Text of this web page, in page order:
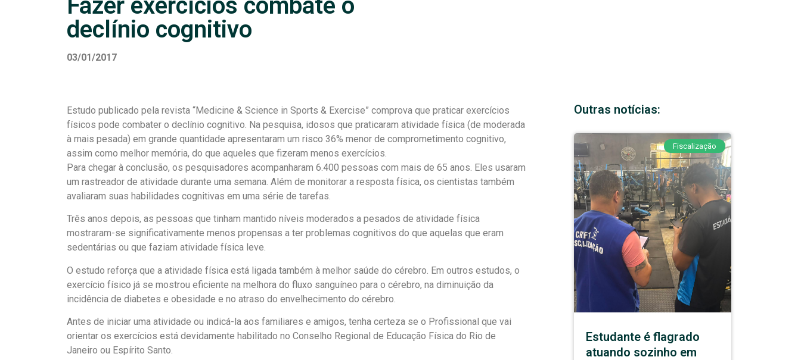
Fazer exercícios combate o
declínio cognitivo
03/01/2017
Estudo publicado pela revista “Medicine & Science in Sports & Exercise” comprova que praticar exercícios
físicos pode combater o declínio cognitivo. Na pesquisa, idosos que praticaram atividade física (de moderada
à mais pesada) em grande quantidade apresentaram um risco 36% menor de comprometimento cognitivo,
assim como melhor memória, do que aqueles que fizeram menos exercícios.
Para chegar à conclusão, os pesquisadores acompanharam 6.400 pessoas com mais de 65 anos. Eles usaram
um rastreador de atividade durante uma semana. Além de monitorar a resposta física, os cientistas também
avaliaram suas habilidades cognitivas em uma série de tarefas.
Três anos depois, as pessoas que tinham mantido níveis moderados a pesados de atividade física
mostraram-se significativamente menos propensas a ter problemas cognitivos do que aquelas que eram
sedentárias ou que faziam atividade física leve.
O estudo reforça que a atividade física está ligada também à melhor saúde do cérebro. Em outros estudos, o
exercício físico já se mostrou eficiente na melhora do fluxo sanguíneo para o cérebro, na diminuição da
incidência de diabetes e obesidade e no atraso do envelhecimento do cérebro.
Antes de iniciar uma atividade ou indicá-la aos familiares e amigos, tenha certeza se o Profissional que vai
orientar os exercícios está devidamente habilitado no Conselho Regional de Educação Física do Rio de
Janeiro ou Espírito Santo.
Outras notícias:
Fiscalização
Estudante é flagrado
atuando sozinho em